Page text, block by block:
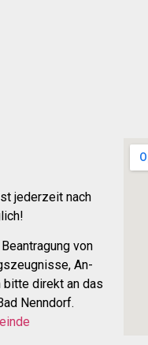
jederzeit nach
von
An-
bitte direkt an das
Nenndorf.